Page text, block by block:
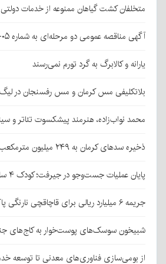
متخلفان کشت گیاهان ممنوعه از خدمات
آگهی مناقصه عمومی دو مرحله‌ای به شماره ۰۵-۱۴۰۵ (تجدید اول)
یارانه و کالابرگ به گرد تورم نمی‌رسند
بلاتکلیفی مس کرمان و مس رفسنجان در
محمد نواب‌زاده، هنرمند پیشکسوت تئاتر و
ذخیره سدهای کرمان به ۲۴۹ میلیون مترمکعب رسید
پایان عملیات جست‌وجو در جیرفت؛ کودک ۴ ساله دلفاردی پیدا شد
جریمه ۶ میلیارد ریالی برای قاچاقچی نارنگی پاکستانی در بافت
شبیخون سوسک‌های پوست‌خوار به کاج‌های
از بومی‌سازی فناوری‌های معدنی تا توسعه